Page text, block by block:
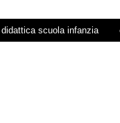
didattica scuola infanzia